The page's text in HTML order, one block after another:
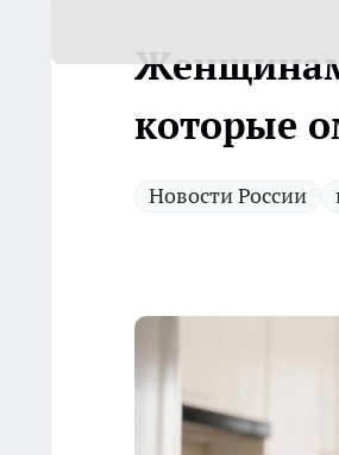
Женщинам
которые
Новости России